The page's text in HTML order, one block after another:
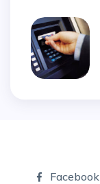
Facebook